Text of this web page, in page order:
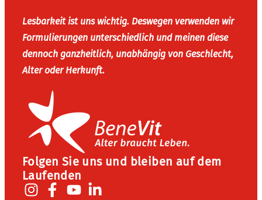
Lesbarkeit ist uns wichtig. Deswegen verwenden wir
Formulierungen unterschiedlich und meinen diese
dennoch ganzheitlich, unabhängig von Geschlecht,
Alter oder Herkunft.
Folgen Sie uns und bleiben auf dem
Laufenden